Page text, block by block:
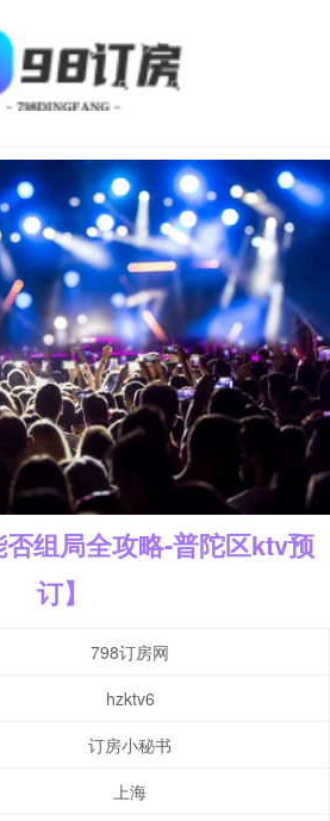
否组局全攻略-普陀区ktv预
订】
798订房网
hzktv6
订房小秘书
上海